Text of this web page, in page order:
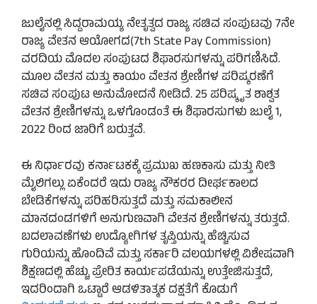
ಜುಲೈನಲ್ಲಿ ಸಿದ್ದರಾಮಯ್ಯ ನೇತೃತ್ವದ ರಾಜ್ಯ ಸಚಿವ ಸಂಪುಟವು 7ನೇ
ರಾಜ್ಯ ವೇತನ ಆಯೋಗದ(7th State Pay Commission)
ವರದಿಯ ಮೊದಲ ಸಂಪುಟದ ಶಿಫಾರಸುಗಳನ್ನು ಪರಿಗಣಿಸಿದೆ.
ಮೂಲ ವೇತನ ಮತ್ತು ಕಾಯಂ ವೇತನ ಶ್ರೇಣಿಗಳ ಪರಿಷ್ಕರಣೆಗೆ
ಸಚಿವ ಸ೦ಪುಟ ಅನುಮೋದನೆ ನೀಡಿದೆ. 25 ಪರಿಷ್ಕೃತ ಶಾಶ್ವತ
ವೇತನ ಶ್ರೇಣಿಗಳನ್ನು ಒಳಗೊಂಡಂತೆ ಈ ಶಿಫಾರಸುಗಳು ಜುಲೈ 1,
2022 ರಿಂದ ಜಾರಿಗೆ ಬರುತ್ತವೆ.
ಈ ನಿರ್ಧಾರವು ಕರ್ನಾಟಕಕ್ಕೆ ಪ್ರಮುಖ ಹಣಕಾಸು ಮತ್ತು ನೀತಿ
ಮೈಲಿಗಲ್ಲು ಏಕೆಂದರೆ ಇದು ರಾಜ್ಯ ನೌಕರರ ದೀರ್ಘಕಾಲದ
ಬೇಡಿಕೆಗಳನ್ನು ಪರಿಹರಿಸುತ್ತದೆ ಮತ್ತು ಸಮಕಾಲೀನ
ಮಾನದಂಡಗಳಿಗೆ ಅನುಗುಣವಾಗಿ ವೇತನ ಶ್ರೇಣಿಗಳನ್ನು ತರುತ್ತದೆ.
ಬದಲಾವಣೆಗಳು ಉದ್ಯೋಗಿಗಳ ತೃಪ್ತಿಯನ್ನು ಹೆಚ್ಚಿಸುವ
ಗುರಿಯನ್ನು ಹೊಂದಿವೆ ಮತ್ತು ಸರ್ಕಾರಿ ವಲಯಗಳಲ್ಲಿ ವಿಶೇಷವಾಗಿ
ಶಿಕ್ಷಣದಲ್ಲಿ ಹೆಚ್ಚು ಪ್ರೇರಿತ ಕಾರ್ಯಪಡೆಯನ್ನು ಉತ್ತೇಜಿಸುತ್ತದೆ,
ಇದರಿಂದಾಗಿ ಒಟ್ಟಾರೆ ಆಡಳಿತಾತ್ಮಕ ದಕ್ಷತೆಗೆ ಕೊಡುಗೆ